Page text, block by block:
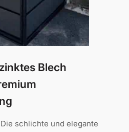
Blech
Die schlichte und elegante